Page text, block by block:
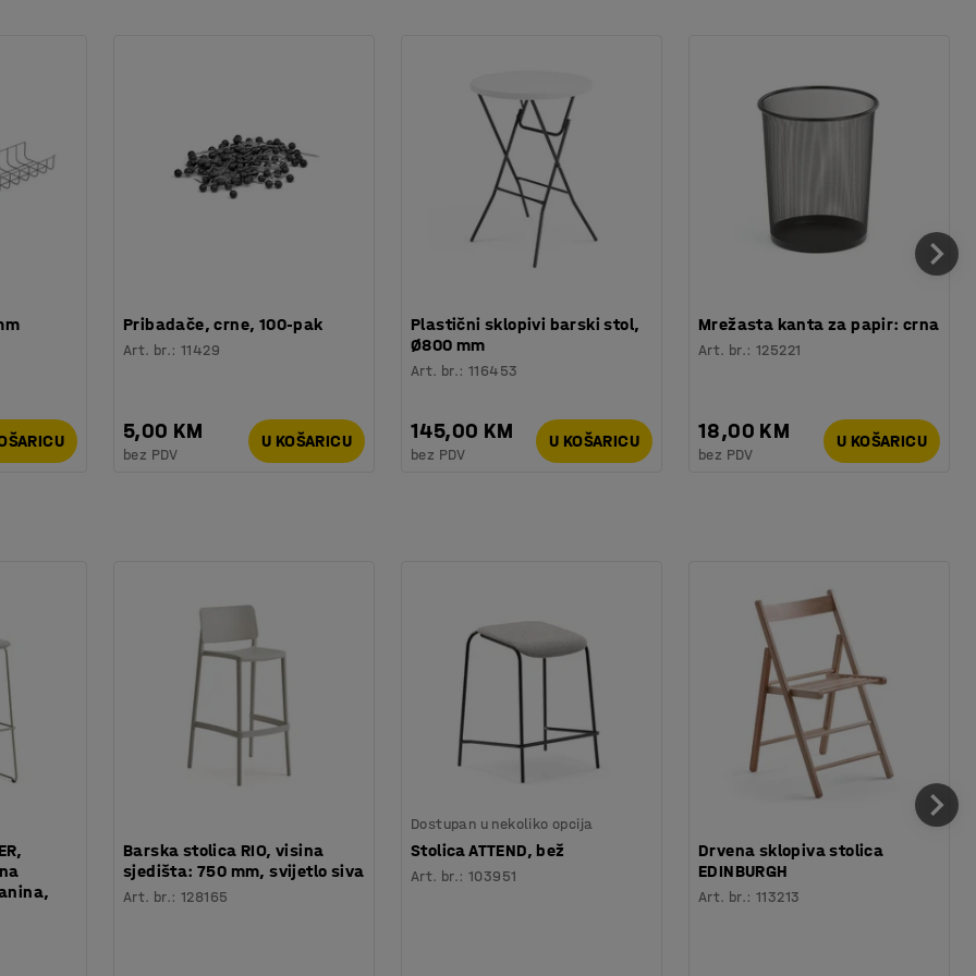
Pribadače, crne, 100-pak
Art. br.:11429
5,00 KM
bez PDV
U KOŠARICU
Plastični sklopivi barski stol,
Ø800 mm
Art. br.:116453
145,00 KM
bez PDV
U KOŠARICU
Mrežasta kanta za papir: crna
Art. br.:125221
18,00 KM
bez PDV
U KOŠARICU
Barska stolica RIO, visina
sjedišta: 750 mm, svijetlo siva
Art. br.:128165
Dostupan u nekoliko opcija
Stolica ATTEND, bež
Art. br.:103951
Drvena sklopiva stolica
EDINBURGH
Art. br.:113213